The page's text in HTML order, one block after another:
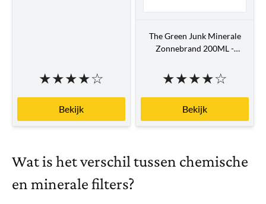
★★★★☆
Bekijk
The Green Junk Minerale
Zonnebrand 200ML -
★★★★☆
Bekijk
Wat is het verschil tussen chemische
en minerale filters?